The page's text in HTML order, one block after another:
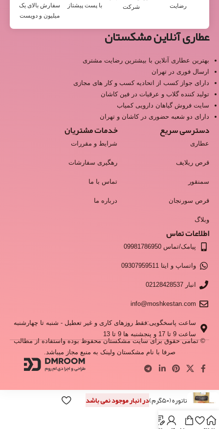
رضایت
شرکت
با پست پیشتاز
سفارش بالای یک
میلیون و دویست
عطاری آنلاین مشکستان
بهترین عطاری آنلاین با بیشترین رضایت مشتری
ارسال فوری در تهران
دارای جواز کسب از اتحادیه کسب و کار های مجازی
تولید کننده گلاب و عرقیات در فین کاشان
سایت فروش گیاهان دارویی کمیاب
دارای دو شعبه حضوری در کاشان و تهران
دسترسی سریع
عطاری
قرص ریلایف
سمنقور
قرص سورنجان
وبلاگ
خدمات مشتریان
شرایط و مقررات
رهگیری سفارشات
تماس با ما
درباره ما
اطلاعات تماس
پیامک/تماس 09981786950
واتساپ و ایتا 09307959511
انبار 02128428537
info@moshkestan.com
ساعت پاسخگویی:فقط روزهای کاری و غیر تعطیل - شنبه تا چهارشنبه
ساعت 9 تا 17 و پنجشنبه ها 9 تا 13
© تمامی حقوق برای سایت مشکستان محفوظ بوده واستفاده از مطالب
صرفا با نام مشکستان ولینک به منبع مجاز میباشد.
تاتوره (۵۰گرم) در انبار موجود نمی باشد